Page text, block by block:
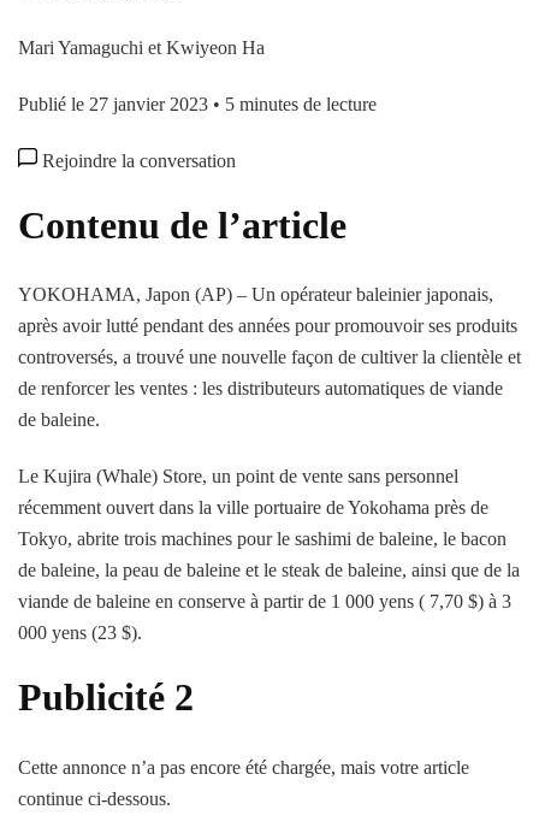
Mari Yamaguchi et Kwiyeon Ha
Publié le 27 janvier 2023 • 5 minutes de lecture
Rejoindre la conversation
Contenu de l’article
YOKOHAMA, Japon (AP) – Un opérateur baleinier japonais,
après avoir lutté pendant des années pour promouvoir ses produits
controversés, a trouvé une nouvelle façon de cultiver la clientèle et
de renforcer les ventes : les distributeurs automatiques de viande
de baleine.
Le Kujira (Whale) Store, un point de vente sans personnel
récemment ouvert dans la ville portuaire de Yokohama près de
Tokyo, abrite trois machines pour le sashimi de baleine, le bacon
de baleine, la peau de baleine et le steak de baleine, ainsi que de la
viande de baleine en conserve à partir de 1 000 yens ( 7,70 $) à 3
000 yens (23 $).
Publicité 2
Cette annonce n’a pas encore été chargée, mais votre article
continue ci-dessous.